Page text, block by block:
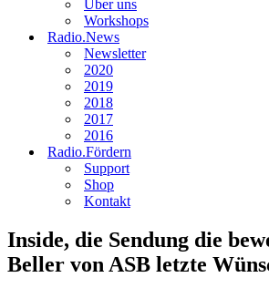
Über uns
Workshops
Radio.News
Newsletter
2020
2019
2018
2017
2016
Radio.Fördern
Support
Shop
Kontakt
Inside, die Sendung die
Beller von ASB letzte